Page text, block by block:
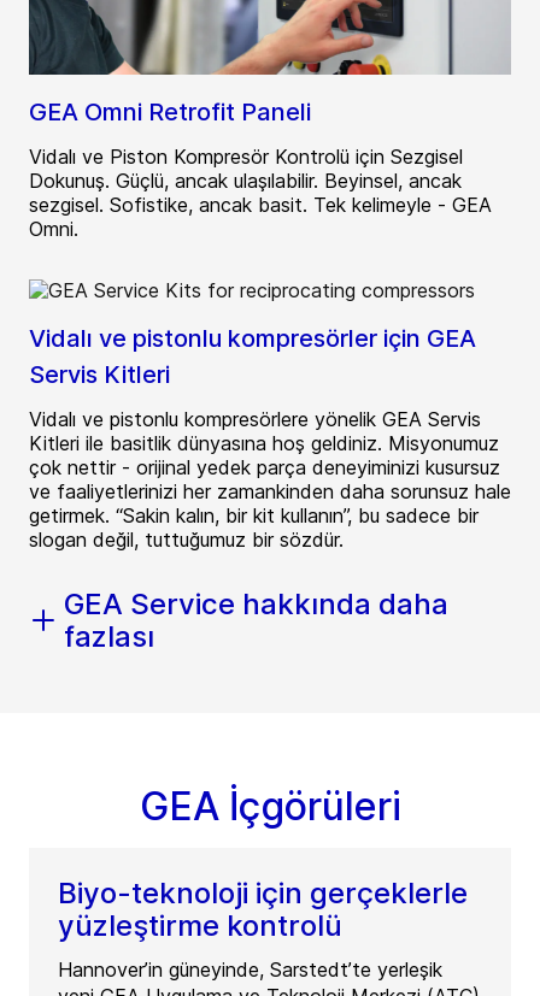
GEA Omni Retrofit Paneli
Vidalı ve Piston Kompresör Kontrolü için Sezgisel
Dokunuş. Güçlü, ancak ulaşılabilir. Beyinsel, ancak
sezgisel. Sofistike, ancak basit. Tek kelimeyle - GEA
Omni.
Vidalı ve pistonlu kompresörler için GEA
Servis Kitleri
Vidalı ve pistonlu kompresörlere yönelik GEA Servis
Kitleri ile basitlik dünyasına hoş geldiniz. Misyonumuz
çok nettir - orijinal yedek parça deneyiminizi kusursuz
ve faaliyetlerinizi her zamankinden daha sorunsuz hale
getirmek. “Sakin kalın, bir kit kullanın”, bu sadece bir
slogan değil, tuttuğumuz bir sözdür.
GEA Service hakkında daha
fazlası
GEA İçgörüleri
Biyo-teknoloji için gerçeklerle
yüzleştirme kontrolü
Hannover’in güneyinde, Sarstedt’te yerleşik